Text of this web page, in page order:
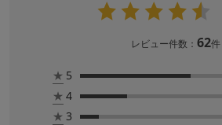
レビュー件数： 62件
★ 5
★ 4
★ 3